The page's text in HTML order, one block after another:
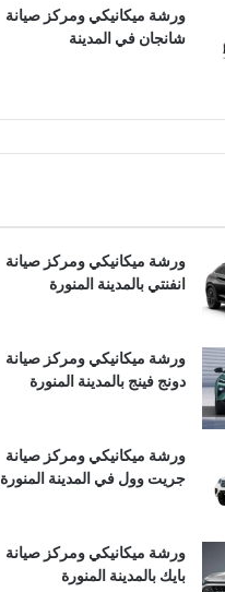
ورشة ميكانيكي ومركز صيانة
شانجان في المدينة
ورشة ميكانيكي ومركز صيانة
انفنتي بالمدينة المنورة
ورشة ميكانيكي ومركز صيانة
دونج فينج بالمدينة المنورة
ورشة ميكانيكي ومركز صيانة
جريت وول في المدينة المنورة
ورشة ميكانيكي ومركز صيانة
بايك بالمدينة المنورة